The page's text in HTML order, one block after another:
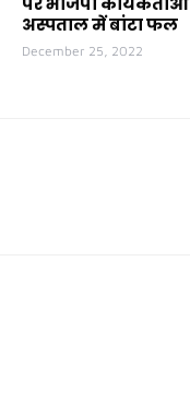
अस्पताल में बांटा फल
December 25, 2022